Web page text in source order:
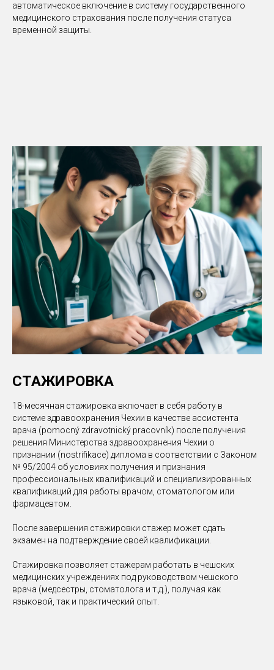
автоматическое включение в систему государственного
медицинского страхования после получения статуса
временной защиты.
СТАЖИРОВКА
18-месячная стажировка включает в себя работу в
системе здравоохранения Чехии в качестве ассистента
врача (pomocný zdravotnický pracovník) после получения
решения Министерства здравоохранения Чехии о
признании (nostrifikace) диплома в соответствии с Законом
№ 95/2004 об условиях получения и признания
профессиональных квалификаций и специализированных
квалификаций для работы врачом, стоматологом или
фармацевтом.
После завершения стажировки стажер может сдать
экзамен на подтверждение своей квалификации.
Стажировка позволяет стажерам работать в чешских
медицинских учреждениях под руководством чешского
врача (медсестры, стоматолога и т.д.), получая как
языковой, так и практический опыт.